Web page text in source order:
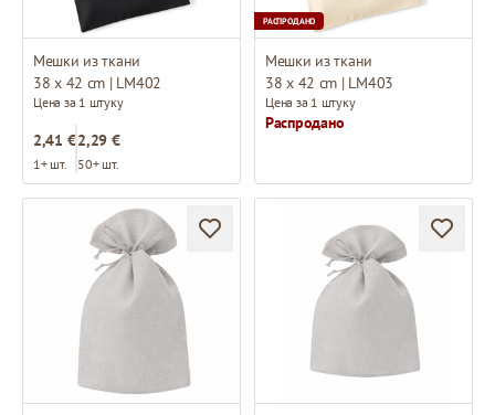
Мешки из ткани
38 x 42 cm | LM402
Цена за 1 штуку
2,41 €
1+ шт.
2,29 €
50+ шт.
РАСПРОДАНО
Мешки из ткани
38 x 42 cm | LM403
Цена за 1 штуку
Распродано